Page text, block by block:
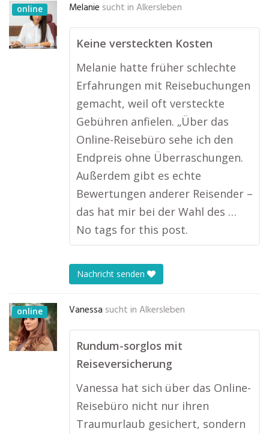
online Melanie sucht in Alkersleben
Keine versteckten Kosten
Melanie hatte früher schlechte
Erfahrungen mit Reisebuchungen
gemacht, weil oft versteckte
Gebühren anfielen. „Über das
Online-Reisebüro sehe ich den
Endpreis ohne Überraschungen.
Außerdem gibt es echte
Bewertungen anderer Reisender –
das hat mir bei der Wahl des …
No tags for this post.
Nachricht senden
online Vanessa sucht in Alkersleben
Rundum-sorglos mit
Reiseversicherung
Vanessa hat sich über das Online-
Reisebüro nicht nur ihren
Traumurlaub gesichert, sondern